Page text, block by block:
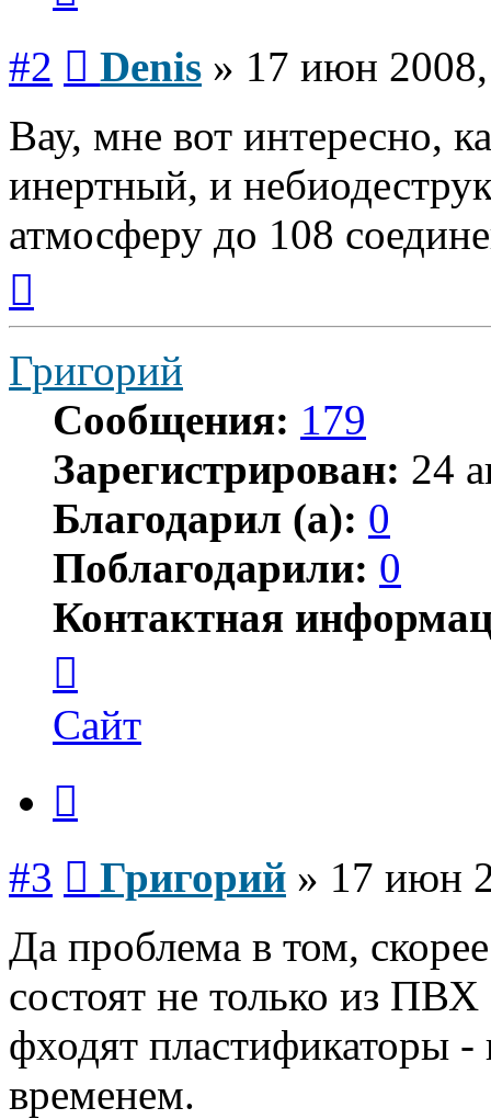
#2 Denis » 17 июн
Вау, мне вот интересно,
инертный, и
атмосферу до 108
началу
Григорий
Сообщения: 179
Зарегистрирован: 24
Благодарил (а): 0
Поблагодарили: 0
Контактная
пользователя
Григорий
Сайт
#3 Григорий » 17 июн
Да проблема в том,
состоят не только из
фходят пластификаторы
временем.